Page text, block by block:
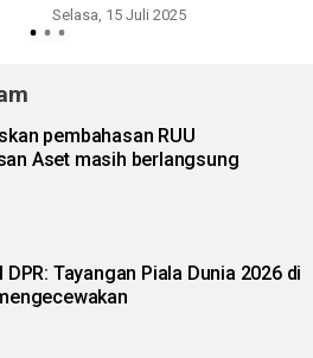
Selasa, 15 Juli 2025
pembahasan RUU
Aset masih berlangsung
DPR: Tayangan Piala Dunia 2026 di